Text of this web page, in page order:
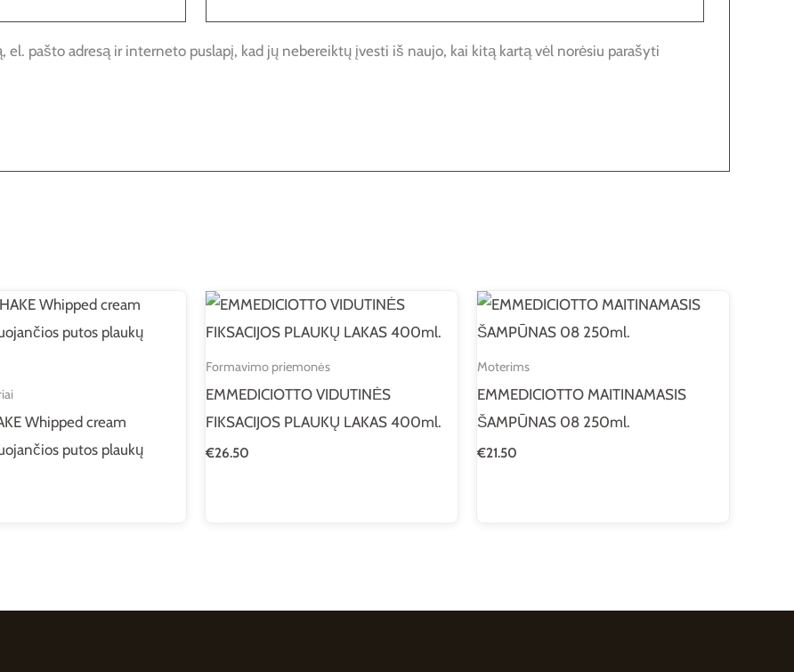
pašto adresą ir interneto puslapį, kad jų nebereiktų įvesti iš naujo, kai kitą kartą vėl norėsiu parašyti
Whipped cream
putos plaukų
Formavimo priemonės
EMMEDICIOTTO VIDUTINĖS
FIKSACIJOS PLAUKŲ LAKAS 400ml.
€26.50
Moterims
EMMEDICIOTTO MAITINAMASIS
ŠAMPŪNAS 08 250ml.
€21.50